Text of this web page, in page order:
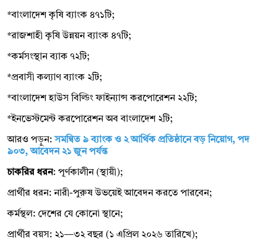
*বাংলাদেশ কৃষি ব্যাংক ৪৭১টি;
*রাজশাহী কৃষি উন্নয়ন ব্যাংক ৪৭টি;
*কর্মসংস্থান ব্যাক ৭২টি;
*প্রবাসী কল্যাণ ব্যাংক ২টি;
*বাংলাদেশ হাউস বিল্ডিং ফাইন্যান্স করপোরেশন ২২টি;
*ইনভেস্টমেন্ট করপোরেশন অব বাংলাদেশ ২টি;
আরও পড়ুন: সমন্বিত ৯ ব্যাংক ও ২ আর্থিক প্রতিষ্ঠানে বড় নিয়োগ, পদ
৯০৩, আবেদন ২১ জুন পর্যন্ত
চাকরির ধরন: পূর্ণকালীন (স্থায়ী);
প্রার্থীর ধরন: নারী-পুরুষ উভয়েই আবেদন করতে পারবেন;
কর্মস্থল: দেশের যে কোনো স্থানে;
প্রার্থীর বয়স: ২১—৩২ বছর (১ এপ্রিল ২০২৬ তারিখে);